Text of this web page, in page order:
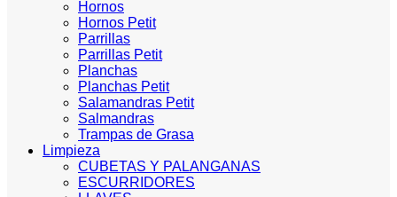
Hornos
Hornos Petit
Parrillas
Parrillas Petit
Planchas
Planchas Petit
Salamandras Petit
Salmandras
Trampas de Grasa
Limpieza
CUBETAS Y PALANGANAS
ESCURRIDORES